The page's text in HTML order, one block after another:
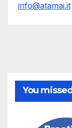
info@atamai.it
You missed